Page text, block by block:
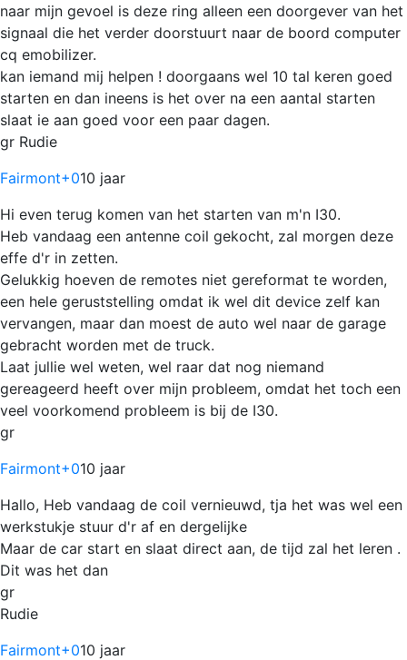
naar mijn gevoel is deze ring alleen een doorgever van het
signaal die het verder doorstuurt naar de boord computer
cq emobilizer.
kan iemand mij helpen ! doorgaans wel 10 tal keren goed
starten en dan ineens is het over na een aantal starten
slaat ie aan goed voor een paar dagen.
gr Rudie
Fairmont+010 jaar
Hi even terug komen van het starten van m'n I30.
Heb vandaag een antenne coil gekocht, zal morgen deze
effe d'r in zetten.
Gelukkig hoeven de remotes niet gereformat te worden,
een hele geruststelling omdat ik wel dit device zelf kan
vervangen, maar dan moest de auto wel naar de garage
gebracht worden met de truck.
Laat jullie wel weten, wel raar dat nog niemand
gereageerd heeft over mijn probleem, omdat het toch een
veel voorkomend probleem is bij de I30.
gr
Fairmont+010 jaar
Hallo, Heb vandaag de coil vernieuwd, tja het was wel een
werkstukje stuur d'r af en dergelijke
Maar de car start en slaat direct aan, de tijd zal het leren .
Dit was het dan
gr
Rudie
Fairmont+010 jaar